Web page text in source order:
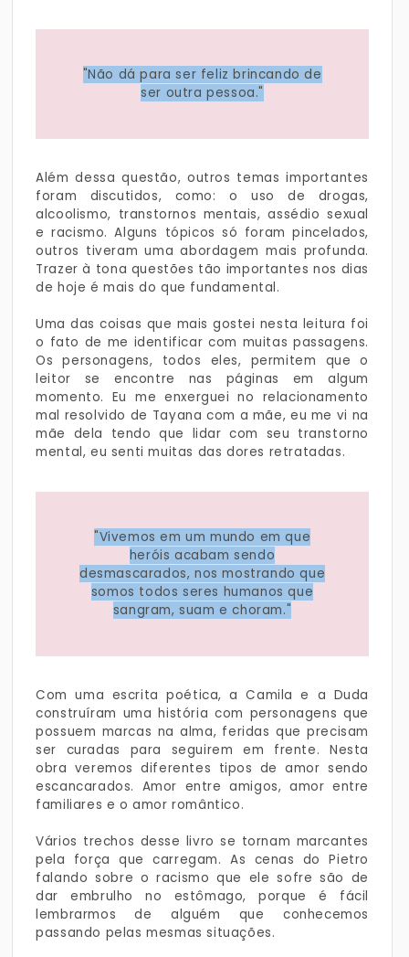
"Não dá para ser feliz brincando de
ser outra pessoa."
Além dessa questão, outros temas importantes
foram discutidos, como: o uso de drogas,
alcoolismo, transtornos mentais, assédio sexual
e racismo. Alguns tópicos só foram pincelados,
outros tiveram uma abordagem mais profunda.
Trazer à tona questões tão importantes nos dias
de hoje é mais do que fundamental.
Uma das coisas que mais gostei nesta leitura foi
o fato de me identificar com muitas passagens.
Os personagens, todos eles, permitem que o
leitor se encontre nas páginas em algum
momento. Eu me enxerguei no relacionamento
mal resolvido de Tayana com a mãe, eu me vi na
mãe dela tendo que lidar com seu transtorno
mental, eu senti muitas das dores retratadas.
"Vivemos em um mundo em que
heróis acabam sendo
desmascarados, nos mostrando que
somos todos seres humanos que
sangram, suam e choram."
Com uma escrita poética, a Camila e a Duda
construíram uma história com personagens que
possuem marcas na alma, feridas que precisam
ser curadas para seguirem em frente. Nesta
obra veremos diferentes tipos de amor sendo
escancarados. Amor entre amigos, amor entre
familiares e o amor romântico.
Vários trechos desse livro se tornam marcantes
pela força que carregam. As cenas do Pietro
falando sobre o racismo que ele sofre são de
dar embrulho no estômago, porque é fácil
lembrarmos de alguém que conhecemos
passando pelas mesmas situações.